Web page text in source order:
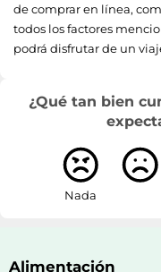
de comprar en línea,
todos los factores
podrá disfrutar de un
¿Qué tan bien
Nada
Alimentación